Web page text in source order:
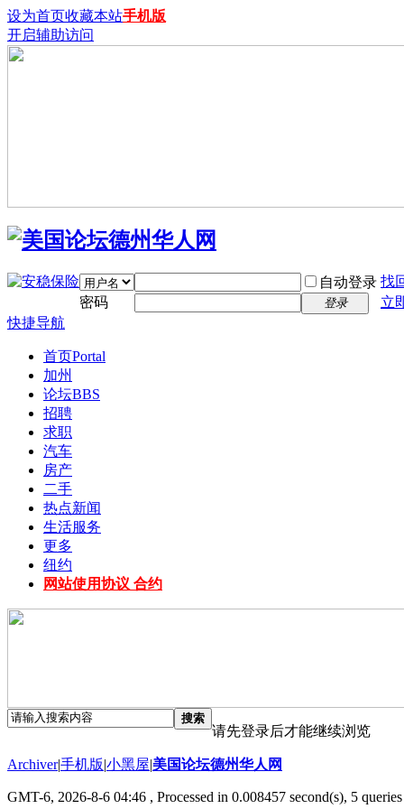
设为首页收藏本站手机版
开启辅助访问
自动登录 找
密码
登录
立
快捷导航
首页Portal
加州
论坛BBS
招聘
求职
汽车
房产
二手
热点新闻
生活服务
更多
纽约
网站使用协议 合约
搜索
请先登录后才能继续浏览
Archiver|手机版|小黑屋|美国论坛德州华人网
GMT-6, 2026-8-6 04:46 , Processed in 0.008457 second(s), 5